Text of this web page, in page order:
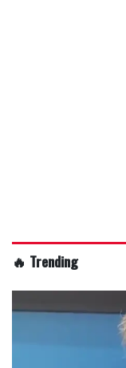
🔥 Trending